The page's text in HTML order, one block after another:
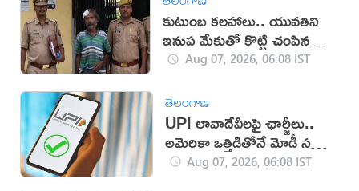
కుటుంబ కలహాలు.. యువతిని
ఇనుప మేకుతో కొట్టి చంపిన
తండ్రిAug 07, 2026, 06:08 IST
తెలంగాణ
UPI లావాదేవీలపై ఛార్జీలు..
అమెరికా ఒత్తిడితోనే మోడీ సర్కార్‌
నిర్ణయం?
Aug 07, 2026, 06:08 IST